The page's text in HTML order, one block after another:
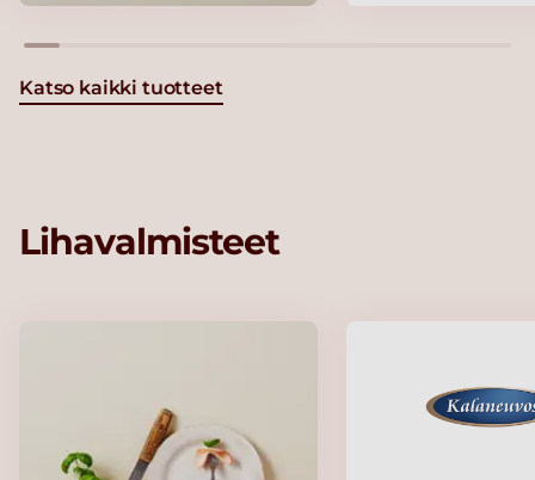
Katso kaikki tuotteet
Lihavalmisteet